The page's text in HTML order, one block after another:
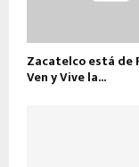
Zacatelco está de
Ven y Vive la...